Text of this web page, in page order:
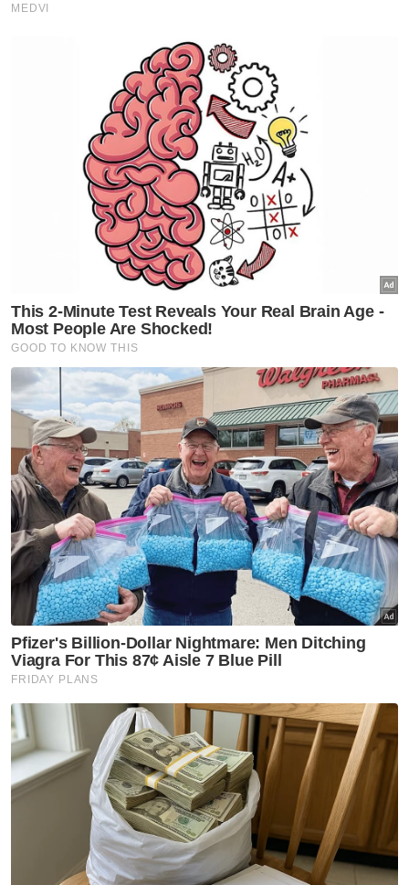
Berita Telus & Tulus menerusi E-Mel setiap
Baginda percaya kehidupan akan lebih
bermakna apabila menerima kepelbagaian
dan perbezaan selain membuka pintu, hati
dan minda kepada mereka yang amat
memerlukan.
Persidangan bertemakan 'Berkongsi Nilai
Kemanusiaan Kita' menampilkan beberapa
tokoh pemikir dalam dan luar negara.
Persidangan antarabangsa kali ini
mengetengahkan barisan pembentang yang
tersohor termasuk Pengerusi Suruhanjaya
Persaingan Malaysia, Datuk Seri Mohd
Hishamudin Md Yunus; Chargee d’affaires
Kedutaan Perancis di Malaysia, Virginie
Bioteau, Chargee d’affaires Delegasi
Kesatuan Eropah ke Malaysia, Timo
Goosmann dan Menteri Pelancongan dan
Ekonomi Kreatif Republik Indonesia, Dr
Sandiaga Salahuddin Uno.
Muat turun aplikasi Sinar Harian.Klik di sini!
Sultan Nazrin